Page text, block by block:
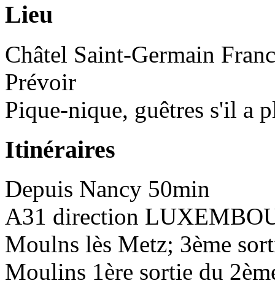
Lieu
Châtel Saint-Germain
Prévoir
Pique-nique, guêtres s'il a
Itinéraires
Depuis Nancy 50min
A31 direction
Moulns lès Metz; 3ème
Moulins 1ère sortie du